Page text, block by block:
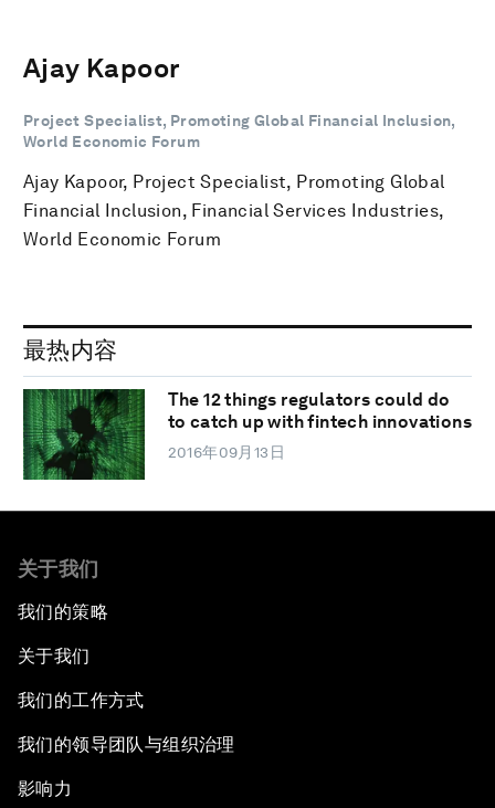
Ajay Kapoor
Project Specialist, Promoting Global Financial Inclusion,
World Economic Forum
Ajay Kapoor, Project Specialist, Promoting Global
Financial Inclusion, Financial Services Industries,
World Economic Forum
最热内容
The 12 things regulators could do
to catch up with fintech innovations
2016年09月13日
关于我们
我们的策略
关于我们
我们的工作方式
我们的领导团队与组织治理
影响力